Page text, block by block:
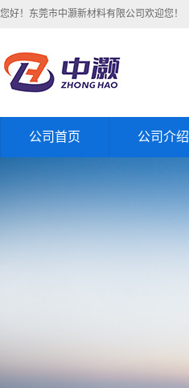
您好！东莞市中灏新材料有限公司欢迎您！
公司首页 公司介绍